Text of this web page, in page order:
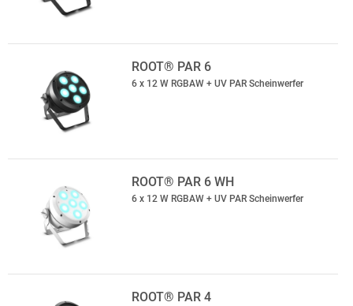
ROOT® PAR 6
6 x 12 W RGBAW + UV PAR Scheinwerfer
ROOT® PAR 6 WH
6 x 12 W RGBAW + UV PAR Scheinwerfer
ROOT® PAR 4